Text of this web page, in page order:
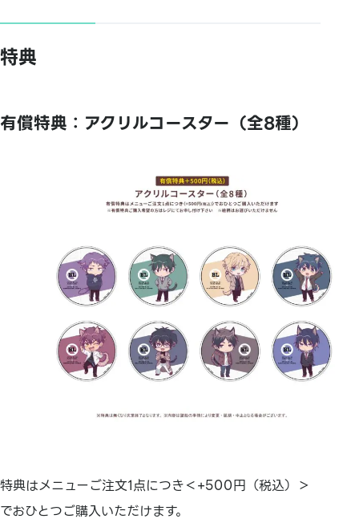
特典
有償特典：アクリルコースター（全8種）
特典はメニューご注文1点につき＜+500円（税込）＞
でおひとつご購入いただけます。